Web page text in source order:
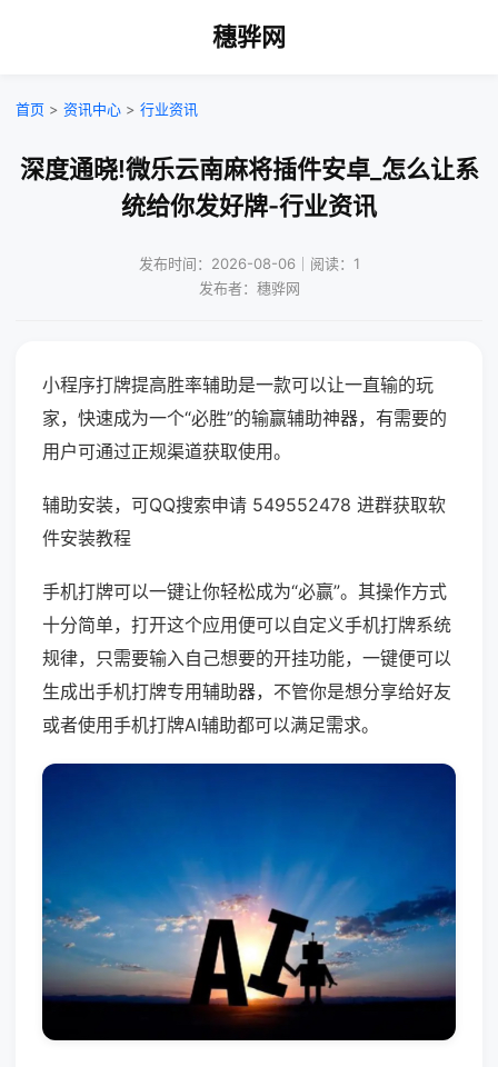
穗骅网
首页 > 资讯中心 > 行业资讯
深度通晓!微乐云南麻将插件安卓_怎么让系
统给你发好牌-行业资讯
发布时间：2026-08-06｜阅读：1
发布者：穗骅网
小程序打牌提高胜率辅助是一款可以让一直输的玩
家，快速成为一个“必胜”的输赢辅助神器，有需要的
用户可通过正规渠道获取使用。
辅助安装，可QQ搜索申请 549552478 进群获取软
件安装教程
手机打牌可以一键让你轻松成为“必赢”。其操作方式
十分简单，打开这个应用便可以自定义手机打牌系统
规律，只需要输入自己想要的开挂功能，一键便可以
生成出手机打牌专用辅助器，不管你是想分享给好友
或者使用手机打牌AI辅助都可以满足需求。